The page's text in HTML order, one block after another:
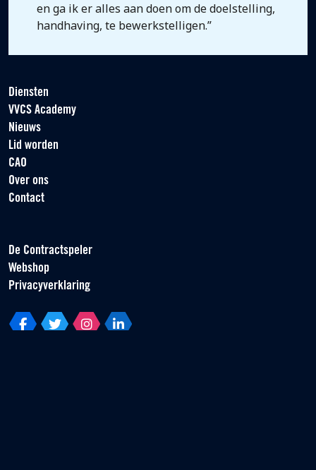
en ga ik er alles aan doen om de doelstelling,
handhaving, te bewerkstelligen.”
Diensten
VVCS Academy
Nieuws
Lid worden
CAO
Over ons
Contact
De Contractspeler
Webshop
Privacyverklaring